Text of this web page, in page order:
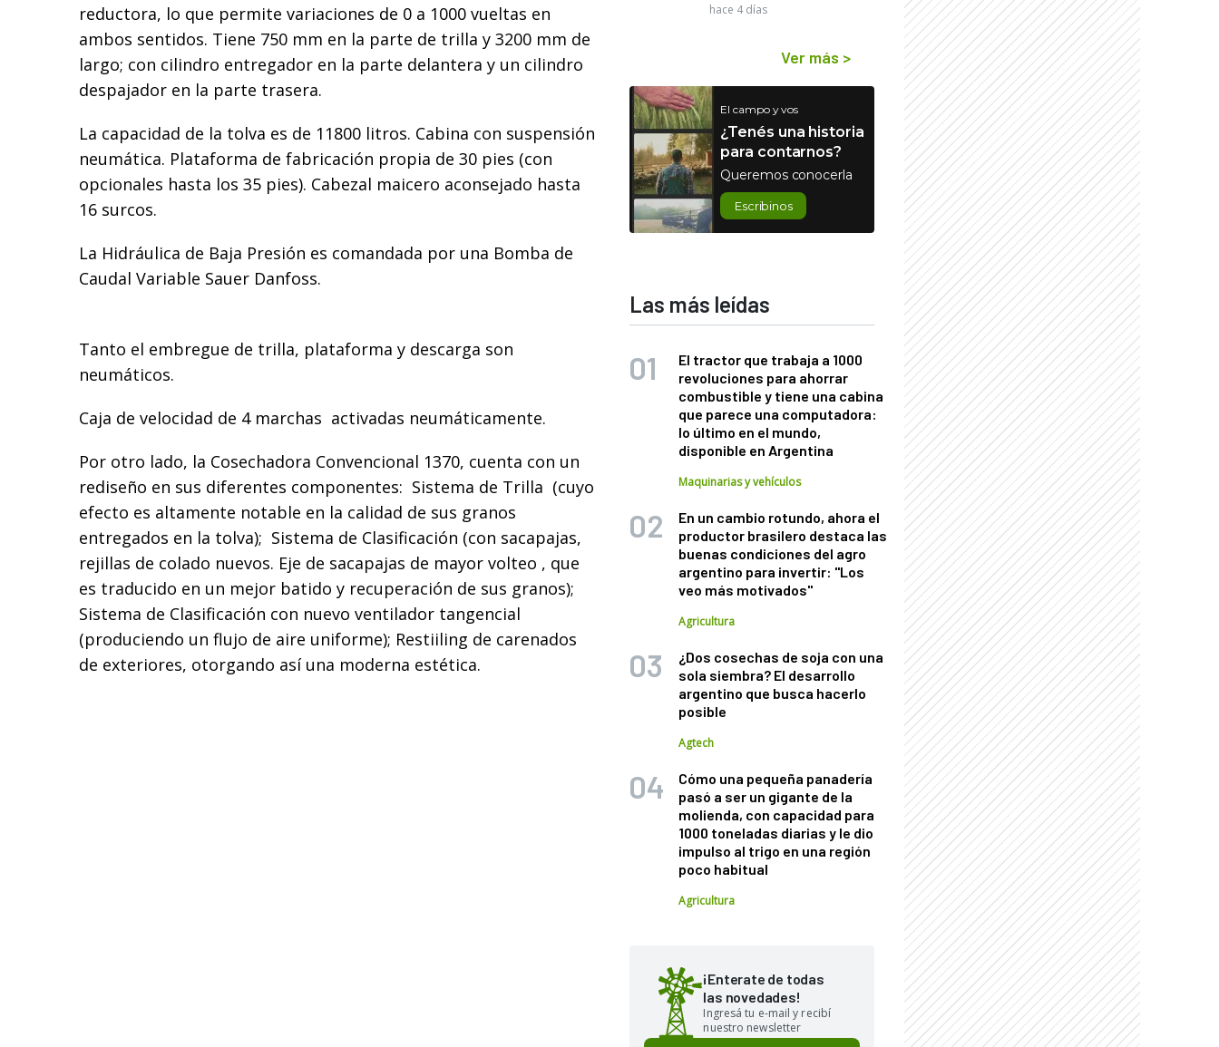
reductora, lo que permite variaciones de 0 a 1000 vueltas en
ambos sentidos. Tiene 750 mm en la parte de trilla y 3200 mm de
largo; con cilindro entregador en la parte delantera y un cilindro
despajador en la parte trasera.
La capacidad de la tolva es de 11800 litros. Cabina con suspensión
neumática. Plataforma de fabricación propia de 30 pies (con
opcionales hasta los 35 pies). Cabezal maicero aconsejado hasta
16 surcos.
La Hidráulica de Baja Presión es comandada por una Bomba de
Caudal Variable Sauer Danfoss.
Tanto el embregue de trilla, plataforma y descarga son
neumáticos.
Caja de velocidad de 4 marchas activadas neumáticamente.
Por otro lado, la Cosechadora Convencional 1370, cuenta con un
rediseño en sus diferentes componentes: Sistema de Trilla (cuyo
efecto es altamente notable en la calidad de sus granos
entregados en la tolva); Sistema de Clasificación (con sacapajas,
rejillas de colado nuevos. Eje de sacapajas de mayor volteo , que
es traducido en un mejor batido y recuperación de sus granos);
Sistema de Clasificación con nuevo ventilador tangencial
(produciendo un flujo de aire uniforme); Restiiling de carenados
de exteriores, otorgando así una moderna estética.
hace 4 días
Ver más >
El campo y vos
¿Tenés una historia
para contarnos?
Queremos conocerla
Escribinos
Las más leídas
El tractor que trabaja a 1000
revoluciones para ahorrar
combustible y tiene una cabina
que parece una computadora:
lo último en el mundo,
disponible en Argentina
Maquinarias y vehículos
En un cambio rotundo, ahora el
productor brasilero destaca las
buenas condiciones del agro
argentino para invertir: "Los
veo más motivados"
Agricultura
¿Dos cosechas de soja con una
sola siembra? El desarrollo
argentino que busca hacerlo
posible
Agtech
Cómo una pequeña panadería
pasó a ser un gigante de la
molienda, con capacidad para
1000 toneladas diarias y le dio
impulso al trigo en una región
poco habitual
Agricultura
¡Enterate de todas
las novedades!
Ingresá tu e-mail y recibí
nuestro newsletter